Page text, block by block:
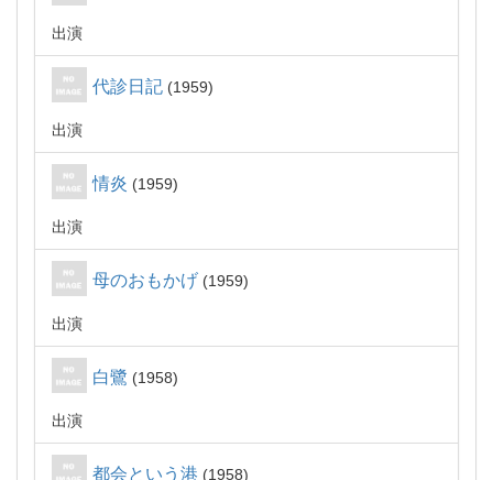
出演
代診日記 1959
出演
情炎 1959
出演
母のおもかげ 1959
出演
白鷺 1958
出演
都会という港 1958